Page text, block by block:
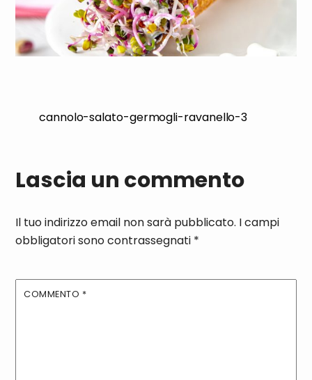
cannolo-salato-germogli-ravanello-3
Lascia un commento
Il tuo indirizzo email non sarà pubblicato. I campi
obbligatori sono contrassegnati *
COMMENTO *